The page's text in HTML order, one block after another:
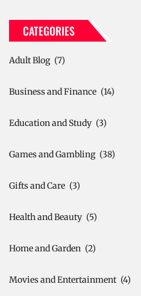
CATEGORIES
Adult Blog (7)
Business and Finance (14)
Education and Study (3)
Games and Gambling (38)
Gifts and Care (3)
Health and Beauty (5)
Home and Garden (2)
Movies and Entertainment (4)